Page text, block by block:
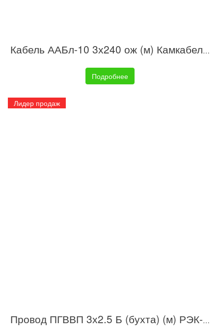
Кабель ААБл-10 3х240 ож (м) Камкабель 11Ы66314600K010
Подробнее
Лидер продаж
Провод ПГВВП 3х2.5 Б (бухта) (м) РЭК-PRYSMIAN 1003050201